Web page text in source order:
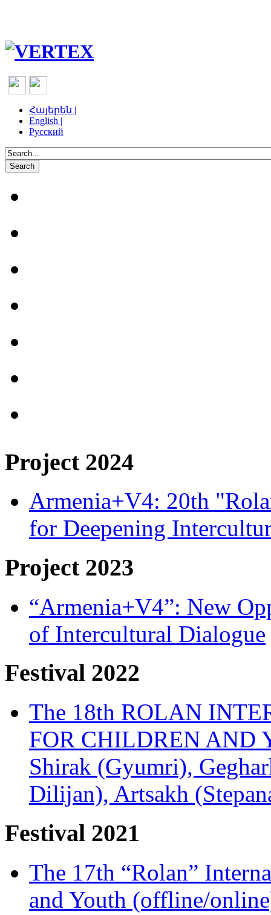
Հայերեն |
English |
Русский
Project 2024
Armenia+V4: 20th
for Deepening
Project 2023
“Armenia+V4”: New
of Intercultural Dialogue
Festival 2022
The 18th ROLAN
FOR CHILDREN AND
Shirak (Gyumri),
Dilijan), Artsakh
Festival 2021
The 17th “Rolan”
and Youth (offline/